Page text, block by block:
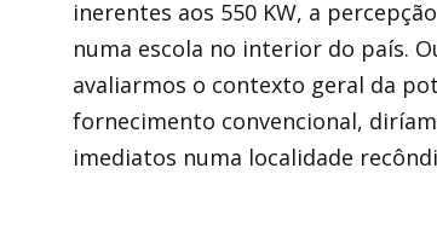
inerentes aos 550 KW, a
numa escola no interior do país.
avaliarmos o contexto geral da
fornecimento convencional,
imediatos numa localidade